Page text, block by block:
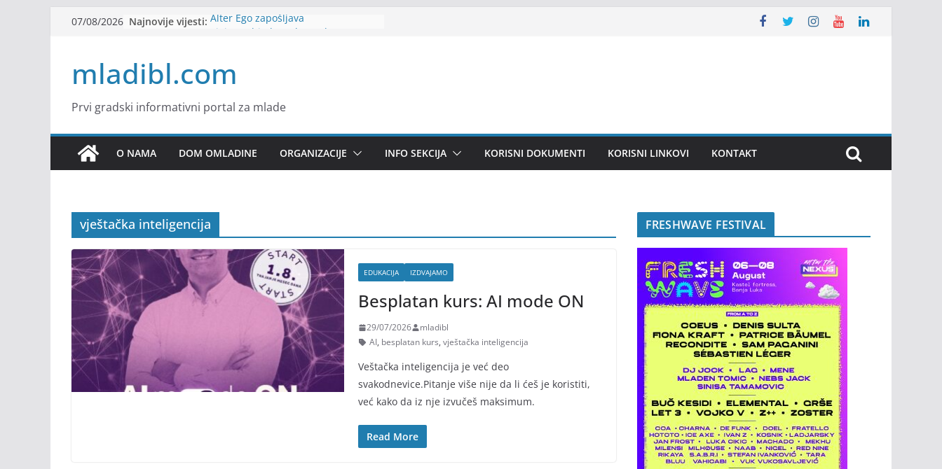
07/08/2026 Najnovije vijesti: Alter Ego zapošljava
Veranda zapošljava
mladibl.com
Prvi gradski informativni portal za mlade
O NAMA DOM OMLADINE ORGANIZACIJE INFO SEKCIJA KORISNI DOKUMENTI KORISNI LINKOVI KONTAKT
vještačka inteligencija
EDUKACIJA IZDVAJAMO
Besplatan kurs: AI mode ON
29/07/2026
mladibl
AI, besplatan kurs, vještačka inteligencija
Veštačka inteligencija je već deo
svakodnevice.Pitanje više nije da li ćeš je koristiti,
već kako da iz nje izvučeš maksimum.
Read More
FRESHWAVE FESTIVAL